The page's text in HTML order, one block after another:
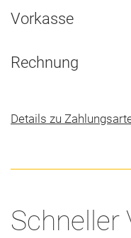
Vorkasse
Rechnung
Details zu
Schneller